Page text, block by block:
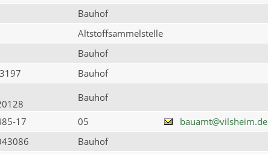
Bauhof
Altstoffsammelstelle
Bauhof
Bauhof
Bauhof
17 05
bauamt@vilsheim.de
Bauhof